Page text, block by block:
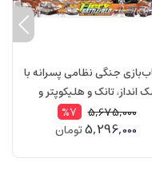
جنگی نظامی پسرانه با
انداز، تانک و هلیکوپتر و
سرباز با تجهیزات موزیکال WAR
5,675,000
%7
5,296,000تومان